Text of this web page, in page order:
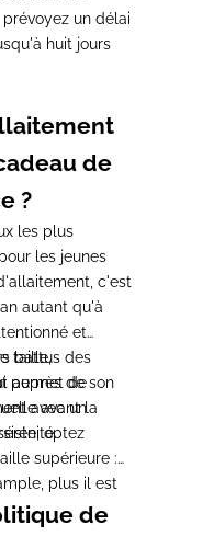
un délai
huit jours
de
?
les plus
les jeunes
c'est
autant qu'à
et
battus des
permet de
avec un
taille,
auprès de son
avant la
optez
supérieure :
plus il est
de